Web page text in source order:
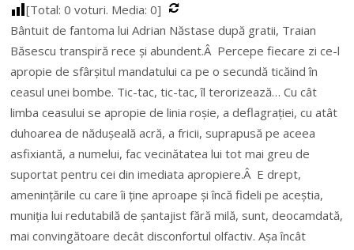
[Total:0 voturi. Media:0]
Bântuit de fantoma lui Adrian Năstase după gratii, Traian
Băsescu transpiră rece și abundent.Â Percepe fiecare zi ce-l
apropie de sfârșitul mandatului ca pe o secundă ticăind în
ceasul unei bombe. Tic-tac, tic-tac, îl terorizează… Cu cât
limba ceasului se apropie de linia roșie, a deflagrației, cu atât
duhoarea de nădușeală acră, a fricii, suprapusă pe aceea
asfixiantă, a numelui, fac vecinătatea lui tot mai greu de
suportat pentru cei din imediata apropiere.Â E drept,
amenințările cu care îi ține aproape și încă fideli pe aceștia,
muniția lui redutabilă de șantajist fără milă, sunt, deocamdată,
mai convingătoare decât disconfortul olfactiv. Așa încât